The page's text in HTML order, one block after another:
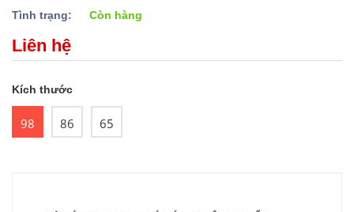
Tình trạng:
Còn hàng
Liên hệ
Kích thước
98 86 65